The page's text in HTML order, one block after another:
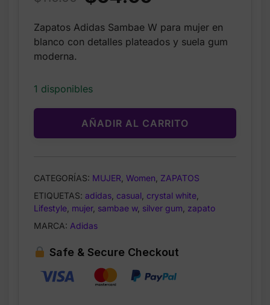
was:
is:
Zapatos Adidas Sambae W para mujer en
blanco con detalles plateados y suela gum
moderna.
1 disponibles
AÑADIR AL CARRITO
CATEGORÍAS: MUJER Women ZAPATOS
ETIQUETAS: adidas casual crystal white
Lifestyle mujer, sambae w, silver gum zapato
MARCA: Adidas
Safe & Secure Checkout